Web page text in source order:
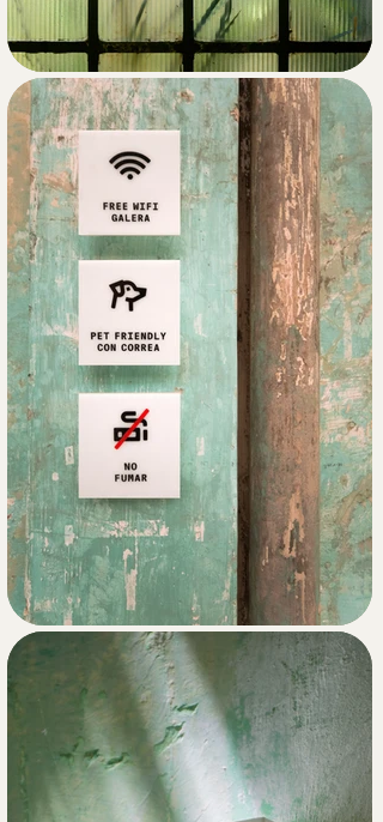
fácil sustitución, lo que permite
actualizar los contenidos con
frecuencia.
Con el fin de mantener una identidad
visual coherente pese a la diversidad
de eventos, se desarrolló un sistema
visual claro y flexible que utiliza
recursos como el color, la tipografía y
los marcos para facilitar que los
visitantes identifiquen rápidamente
distintos tipos de contenido: desde el
anuncio de un evento, hasta una
simple fotografía del espacio.